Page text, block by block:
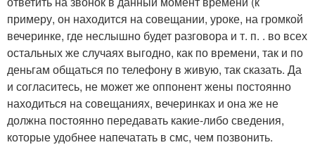
примеру, он находится на совещании, уроке, на громкой
вечеринке, где неслышно будет разговора и т. п. . во всех
остальных же случаях выгодно, как по времени, так и по
деньгам общаться по телефону в живую, так сказать. Да
и согласитесь, не может же оппонент жены постоянно
находиться на совещаниях, вечеринках и она же не
должна постоянно передавать какие-либо сведения,
которые удобнее напечатать в смс, чем позвонить.